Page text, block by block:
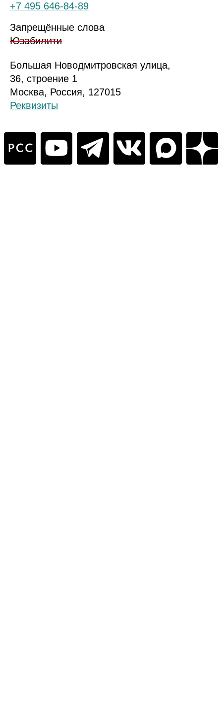
+7 495 646‑84‑89
Запрещённые слова
Юзабилити
Большая Новодмитровская улица,
36, строение 1
Москва, Россия, 127015
Реквизиты